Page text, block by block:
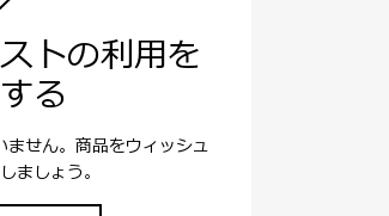
トの利用を
る
せん。商品をウィッシュ
ましょう。